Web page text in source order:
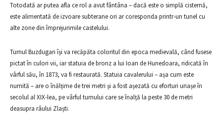
Totodată ar putea afla ce rol a avut fântâna – dacă este o simplă cisternă,
este alimentată de izvoare subterane ori ar coresponda printr-un tunel cu
alte zone din împrejurimile castelului.
Turnul Buzdugan își va recăpăta coloritul din epoca medievală, când fusese
pictat în culori vii, iar statuia de bronz a lui Ioan de Hunedoara, ridicată în
vârful său, în 1873, va fi restaurată. Statuia cavalerului – așa cum este
numită – are o înălțime de trei metri și a fost așezată cu eforturi uriașe în
secolul al XIX-lea, pe vârful turnului care se înalță la peste 30 de metri
deasupra râului Zlaști.